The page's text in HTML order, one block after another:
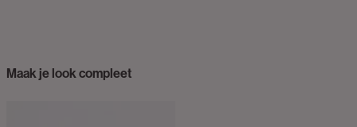
Maak je look compleet